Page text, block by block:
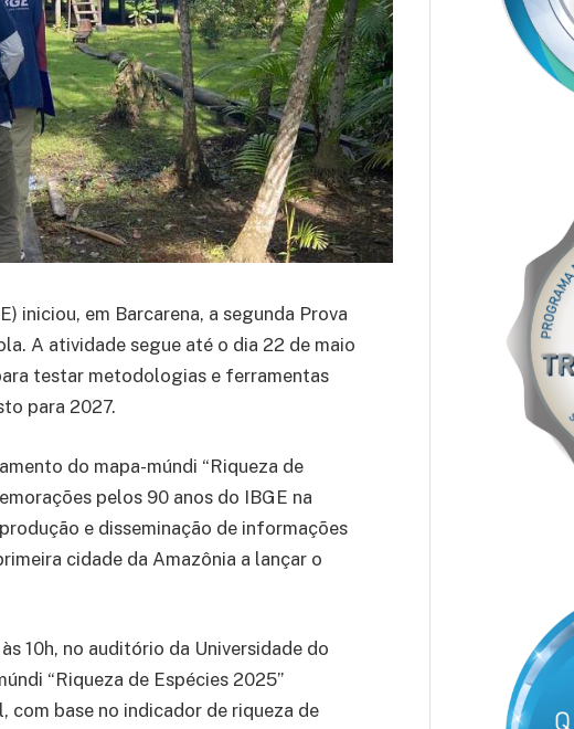
iniciou, em Barcarena, a segunda Prova
A atividade segue até o dia 22 de maio
testar metodologias e ferramentas
para 2027.
do mapa-múndi “Riqueza de
pelos 90 anos do IBGE na
e disseminação de informações
cidade da Amazônia a lançar o
10h, no auditório da Universidade do
“Riqueza de Espécies 2025”
base no indicador de riqueza de